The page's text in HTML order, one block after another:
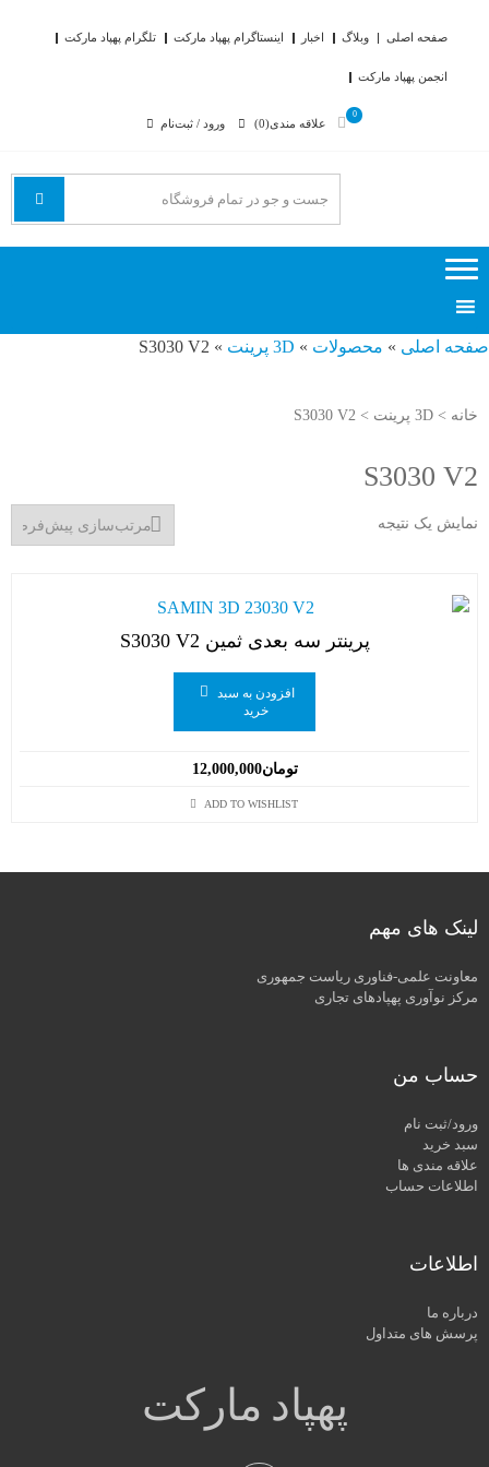
صفحه اصلی وبلاگ اخبار اینستاگرام پهپاد مارکت تلگرام پهپاد مارکت
انجمن پهپاد مارکت
ورود / ثبت‌نام علاقه مندی(0)
0
پهپاد مارکت
صفحه اصلی » محصولات » 3D پرینت »
S3030 V2
خانه > 3D پرینت > S3030 V2
S3030 V2
نمایش یک نتیجه
پرینتر سه بعدی ثمین S3030 V2
افزودن به سبد
خرید
تومان12,000,000
ADD TO WISHLIST
لینک های مهم
معاونت علمی-فناوری ریاست جمهوری
مرکز نوآوری پهپادهای تجاری
حساب من
ورود/ثبت نام
سبد خرید
علاقه مندی ها
اطلاعات حساب
اطلاعات
درباره ما
پرسش های متداول
پهپاد مارکت